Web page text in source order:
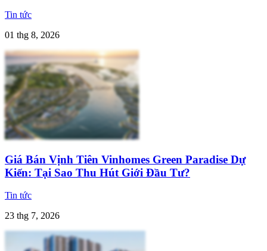
Tin tức
01 thg 8, 2026
Giá Bán Vịnh Tiên Vinhomes Green Paradise Dự
Kiến: Tại Sao Thu Hút Giới Đầu Tư?
Tin tức
23 thg 7, 2026